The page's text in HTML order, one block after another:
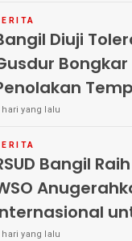
Diuji
hari yang lalu
Bangil
hari yang lalu